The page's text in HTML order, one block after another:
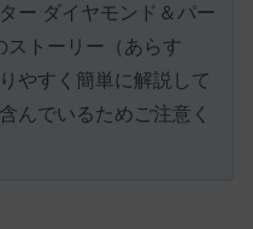
ー ダイヤモンド＆パー
ストーリー（あらす
やすく簡単に解説して
んでいるためご注意く